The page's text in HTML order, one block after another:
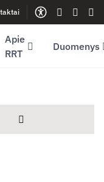
Gestų
Apie
RRT
Duomenys
Dalintis